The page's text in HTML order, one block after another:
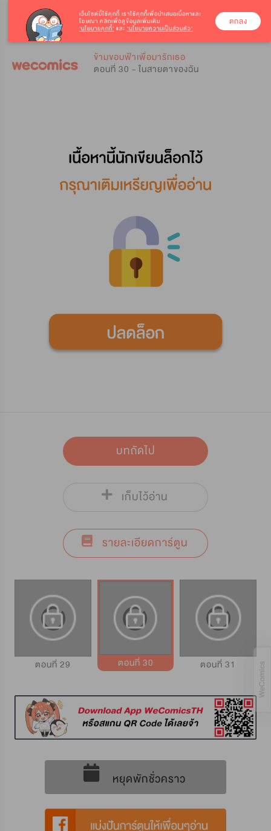
ข้ามขอบฟ้าเพื่อมารักเธอ
ตอนที่ 30 - ในสายตาของฉัน
บทถัดไป
เก็บไว้อ่าน
รายละเอียดการ์ตูน
ตอนที่ 29 ตอนที่ 30 ตอนที่ 31
หยุดพักชั่วคราว
0
เว็บไซต์นี้ใช้คุกกี้ เราใช้คุกกี้เพื่อนำเสนอเนื้อหาและ
โฆษณา คลิกเพื่อดูข้อมูลเพิ่มเติม
‘นโยบายคุกกี้’ และ ‘นโยบายความเป็นส่วนตัว’
ตกลง